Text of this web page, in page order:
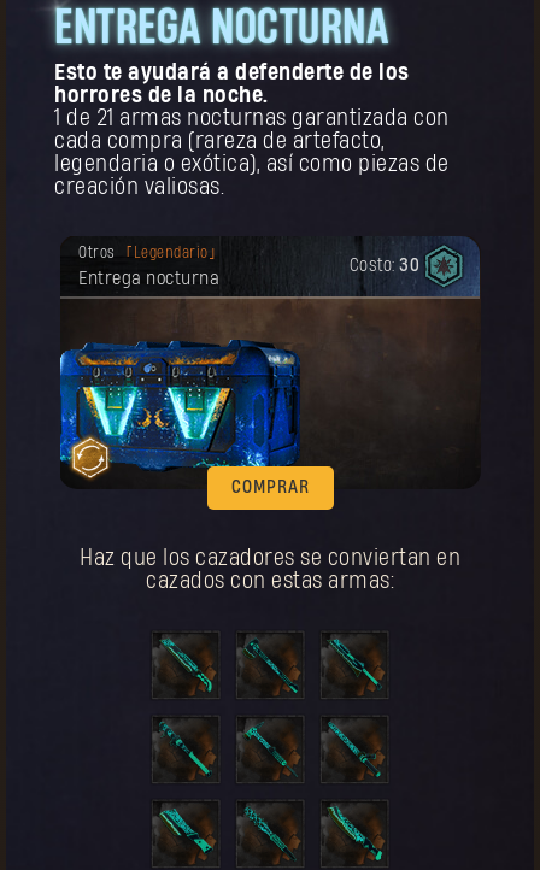
COMPRAR
Acc. Cabeza Legendario
Gorro del primer peregrino
Costo:25
COMPRAR
Tu recompensa se desbloqueó.
Legendario
Botas del primer peregrino
COMPRAR
Pantalones del primer peregrino
COMPRAR
ENTREGA NOCTURNA
Esto te ayudará a defenderte de los
horrores de la noche.
1 de 21 armas nocturnas garantizada con
cada compra (rareza de artefacto,
legendaria o exótica), así como piezas de
creación valiosas.
Otros Legendario
Entrega nocturna
Costo: 30
COMPRAR
Tu recompensa se desbloqueó.
¡Recuerda: este objeto se puede comprar
múltiples veces!
Haz que los cazadores se conviertan en
cazados con estas armas: